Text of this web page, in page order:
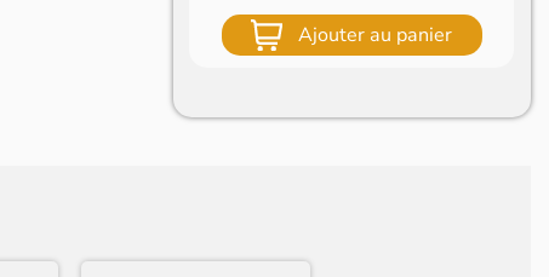
Ajouter au panier